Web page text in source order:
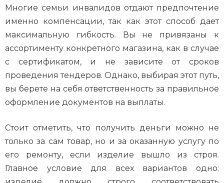
Многие семьи инвалидов отдают предпочтение
именно компенсации, так как этот способ дает
максимальную гибкость. Вы не привязаны к
ассортименту конкретного магазина, как в случае
с сертификатом, и не зависите от сроков
проведения тендеров. Однако, выбирая этот путь,
вы берете на себя ответственность за правильное
оформление документов на выплаты.
Стоит отметить, что получить деньги можно не
только за сам товар, но и за оказанную услугу по
его ремонту, если изделие вышло из строя.
Главное условие для всех вариантов одно: